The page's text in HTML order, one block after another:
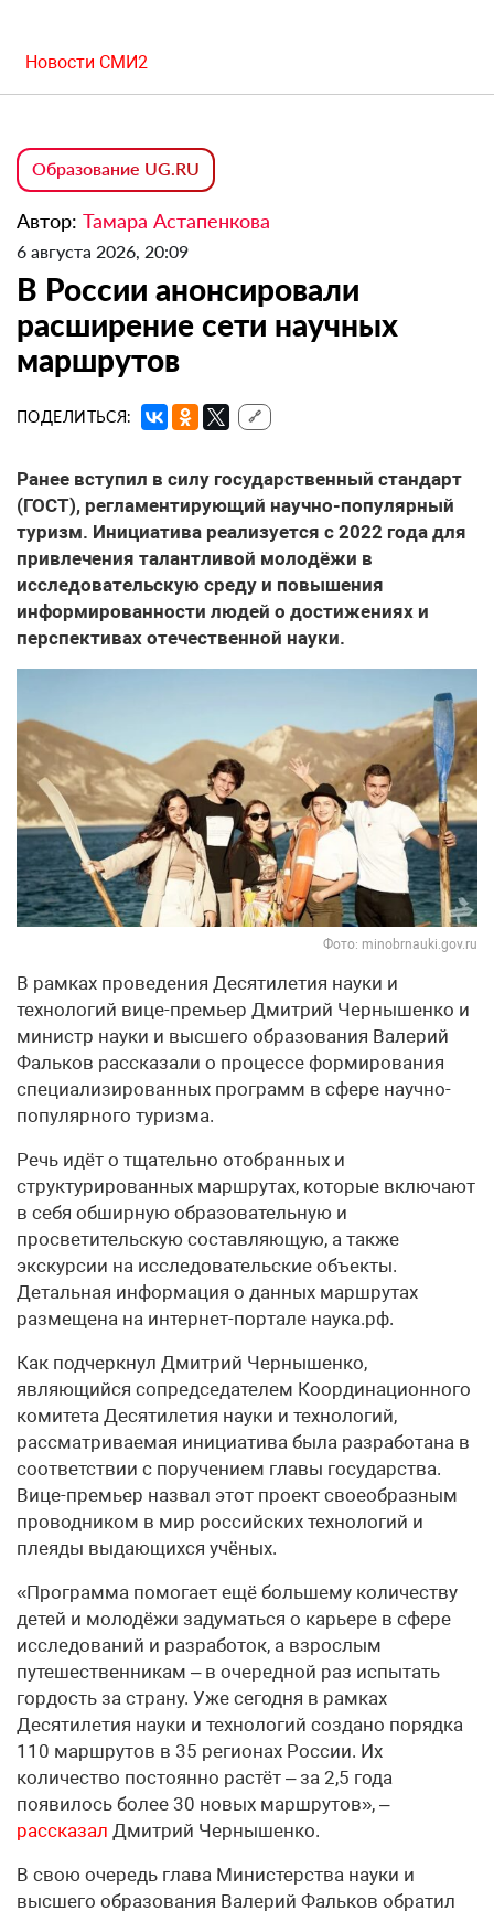
Новости СМИ2
Образование UG.RU
Автор: Тамара Астапенкова
6 августа 2026, 20:09
В России анонсировали
расширение сети научных
маршрутов
ПОДЕЛИТЬСЯ: 🔗
Ранее вступил в силу государственный стандарт
(ГОСТ), регламентирующий научно-популярный
туризм. Инициатива реализуется с 2022 года для
привлечения талантливой молодёжи в
исследовательскую среду и повышения
информированности людей о достижениях и
перспективах отечественной науки.
Фото: minobrnauki.gov.ru
В рамках проведения Десятилетия науки и
технологий вице-премьер Дмитрий Чернышенко и
министр науки и высшего образования Валерий
Фальков рассказали о процессе формирования
специализированных программ в сфере научно-
популярного туризма.
Речь идёт о тщательно отобранных и
структурированных маршрутах, которые включают
в себя обширную образовательную и
просветительскую составляющую, а также
экскурсии на исследовательские объекты.
Детальная информация о данных маршрутах
размещена на интернет-портале наука.рф.
Как подчеркнул Дмитрий Чернышенко,
являющийся сопредседателем Координационного
комитета Десятилетия науки и технологий,
рассматриваемая инициатива была разработана в
соответствии с поручением главы государства.
Вице-премьер назвал этот проект своеобразным
проводником в мир российских технологий и
плеяды выдающихся учёных.
«Программа помогает ещё большему количеству
детей и молодёжи задуматься о карьере в сфере
исследований и разработок, а взрослым
путешественникам – в очередной раз испытать
гордость за страну. Уже сегодня в рамках
Десятилетия науки и технологий создано порядка
110 маршрутов в 35 регионах России. Их
количество постоянно растёт – за 2,5 года
появилось более 30 новых маршрутов», –
рассказал Дмитрий Чернышенко.
В свою очередь глава Министерства науки и
высшего образования Валерий Фальков обратил